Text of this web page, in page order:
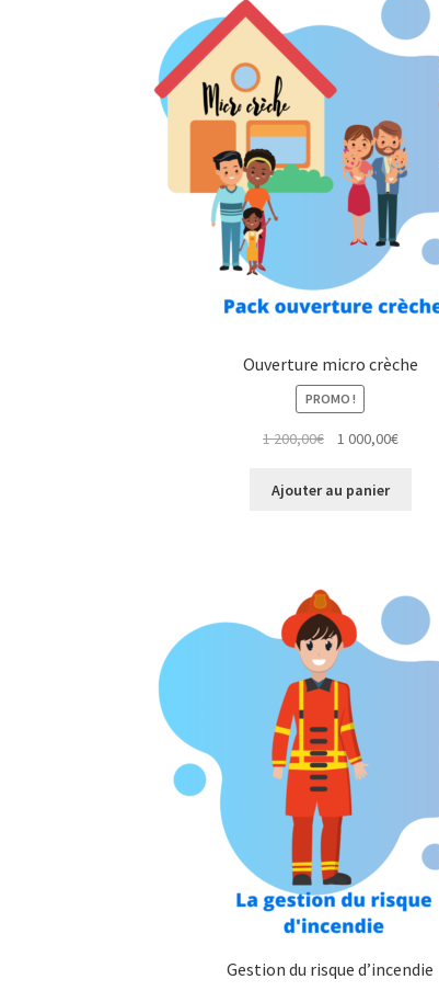
Ouverture micro crèche
PROMO !
1 200,00€
Le
initial
1 000,00€Le
Ajouter au panier
Gestion du risque d’incendie